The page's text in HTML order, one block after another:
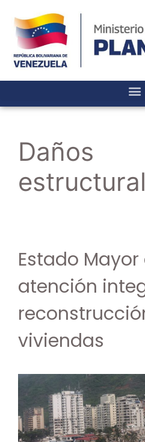
Daños
Estado
atención
viviendas